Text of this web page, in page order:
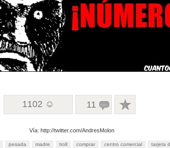
1102 ☺ 11
Vía: http://twitter.com/AndresMolon
pesada madre troll comprar centro comercial tarjeta